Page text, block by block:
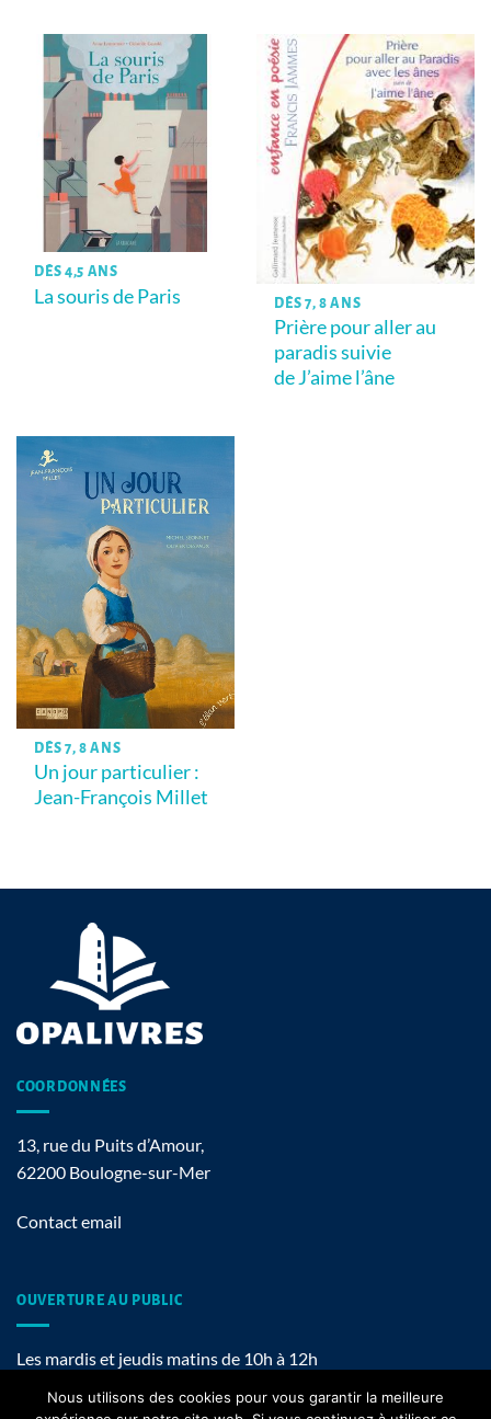
DÈS 4,5 ANS
La souris de Paris DÈS 7, 8 ANS
Prière pour aller au
paradis suivie
de J’aime l’âne
DÈS 7, 8 ANS
Un jour particulier :
Jean-François Millet
COORDONNÉES
13, rue du Puits d’Amour,
62200 Boulogne-sur-Mer
Contact email
OUVERTURE AU PUBLIC
Les mardis et jeudis matins de 10h à 12h
Nous utilisons des cookies pour vous garantir la meilleure